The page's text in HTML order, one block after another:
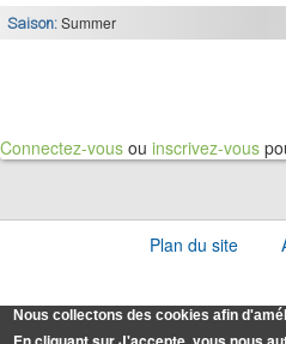
Saison: Summer
Connectez-vous ou inscrivez-vous
Plan du site
Nous collectons des cookies afin